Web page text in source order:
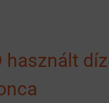
használt